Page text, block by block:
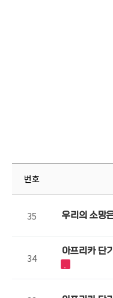
번호
35 우리의 소망
34
아프리카 단
최연미 집사)